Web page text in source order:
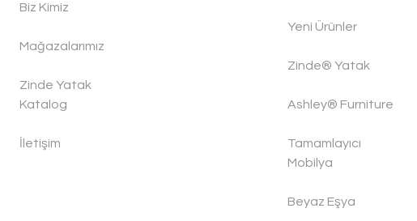
Biz Kimiz
Mağazalarımız
Zinde Yatak
Katalog
İletişim
Yeni Ürünler
Zinde® Yatak
Ashley® Furniture
Tamamlayıcı
Mobilya
Beyaz Eşya